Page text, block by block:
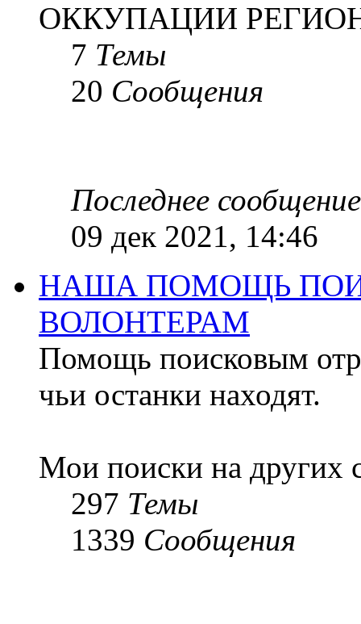
ОККУПАЦИИ
7 Темы
20 Сообщения
Последнее сообщение
09 дек 2021, 14:46
НАША ПОМОЩЬ
ВОЛОНТЕРАМ
Помощь поисковым
чьи останки находят.
Мои поиски на других
297 Темы
1339 Сообщения